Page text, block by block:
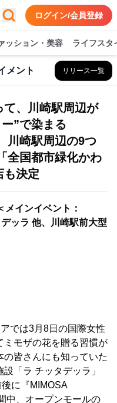
ログイン/会員登録
ッション・美容 ライフスタ
メント リリース一覧
て、川崎駅周辺が
”で染まる
川崎駅周辺の9つ
国都市緑化かわ
も決定
メインイベント：
ッラ 他、川崎駅前大型
では3月8日の国際女性
ミモザの花を贈る習慣が
皆さんにも知っていた
「ラ チッタデッラ」
に『MIMOSA
中、オープンモールの